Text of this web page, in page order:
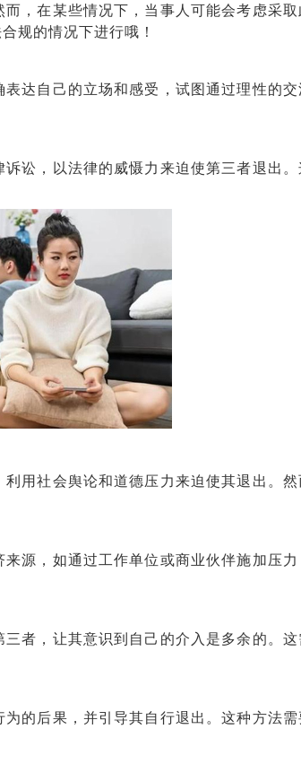
，在某些情况下，当事人可能会考虑采取
规的情况下进行哦！
自己的立场和感受，试图通过理性的交
，以法律的威慑力来迫使第三者退出。
社会舆论和道德压力来迫使其退出。然
，如通过工作单位或商业伙伴施加压力
，让其意识到自己的介入是多余的。这
后果，并引导其自行退出。这种方法需